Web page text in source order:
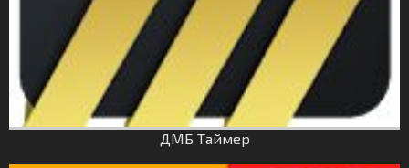
ДМБ Таймер